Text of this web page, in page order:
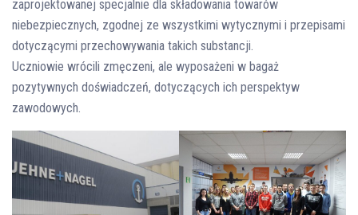
zaprojektowanej specjalnie dla składowania towarów
niebezpiecznych, zgodnej ze wszystkimi wytycznymi i przepisami
dotyczącymi przechowywania takich substancji.
Uczniowie wrócili zmęczeni, ale wyposażeni w bagaż
pozytywnych doświadczeń, dotyczących ich perspektyw
zawodowych.